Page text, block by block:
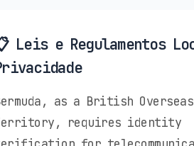
Leis e Regulamentos
as a British Overseas
requires identity